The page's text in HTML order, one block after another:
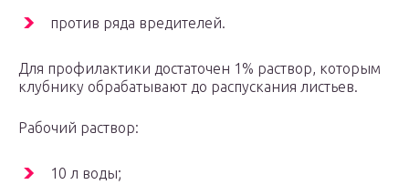
против ряда вредителей.
Для профилактики достаточен 1% раствор, которым
клубнику обрабатывают до распускания листьев.
Рабочий раствор:
10 л воды;